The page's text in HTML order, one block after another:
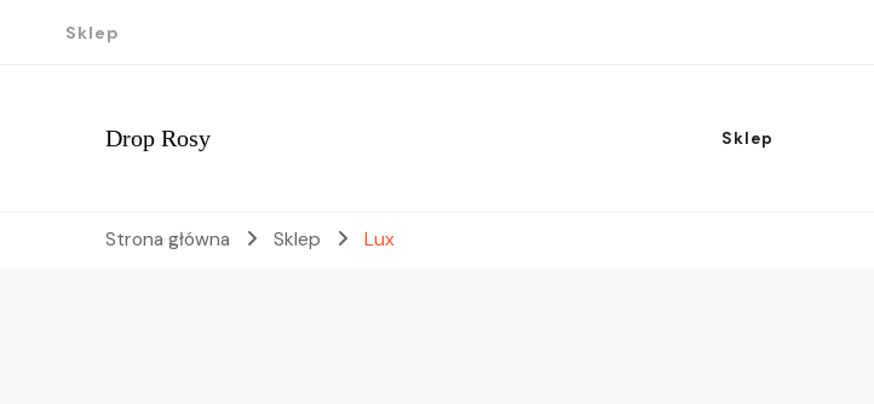
Sklep
Drop Rosy Sklep
Strona główna Sklep Lux